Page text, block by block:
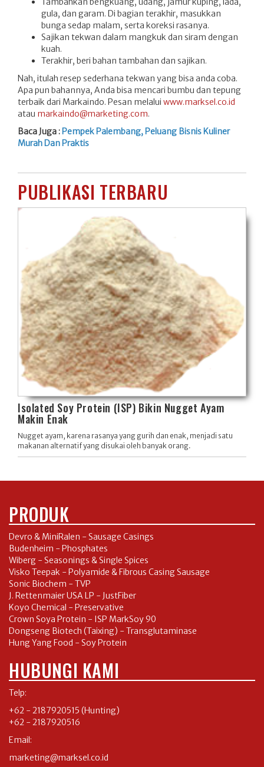
gula, dan garam. Di bagian terakhir, masukkan
bunga sedap malam, serta koreksi rasanya.
Sajikan tekwan dalam mangkuk dan siram dengan
kuah.
Terakhir, beri bahan tambahan dan sajikan.
Nah, itulah resep sederhana tekwan yang bisa anda coba.
Apa pun bahannya, Anda bisa mencari bumbu dan tepung
terbaik dari Markaindo. Pesan melalui www.marksel.co.id
atau markaindo@marketing.com.
Baca Juga : Pempek Palembang, Peluang Bisnis Kuliner
Murah Dan Praktis
PUBLIKASI TERBARU
Isolated Soy Protein (ISP) Bikin Nugget Ayam
Makin Enak
Nugget ayam, karena rasanya yang gurih dan enak, menjadi satu
makanan alternatif yang disukai oleh banyak orang.
PRODUK
Devro & MiniRalen - Sausage Casings
Budenheim - Phosphates
Wiberg - Seasonings & Single Spices
Visko Teepak - Polyamide & Fibrous Casing Sausage
Sonic Biochem - TVP
J. Rettenmaier USA LP - JustFiber
Koyo Chemical - Preservative
Crown Soya Protein - ISP MarkSoy 90
Dongseng Biotech (Taixing) - Transglutaminase
Hung Yang Food - Soy Protein
HUBUNGI KAMI
Telp:
+62 - 2187920515 (Hunting)
+62 - 2187920516
Email:
marketing@marksel.co.id